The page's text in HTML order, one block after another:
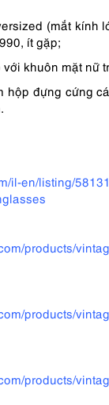
(mắt kính
ít gặp;
khuôn mặt nữ
hộp đựng cứng
il-en/listing/
products/
products/
products/